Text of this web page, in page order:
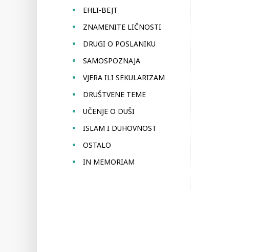
EHLI-BEJT
ZNAMENITE LIČNOSTI
DRUGI O POSLANIKU
SAMOSPOZNAJA
VJERA ILI SEKULARIZAM
DRUŠTVENE TEME
UČENJE O DUŠI
ISLAM I DUHOVNOST
OSTALO
IN MEMORIAM